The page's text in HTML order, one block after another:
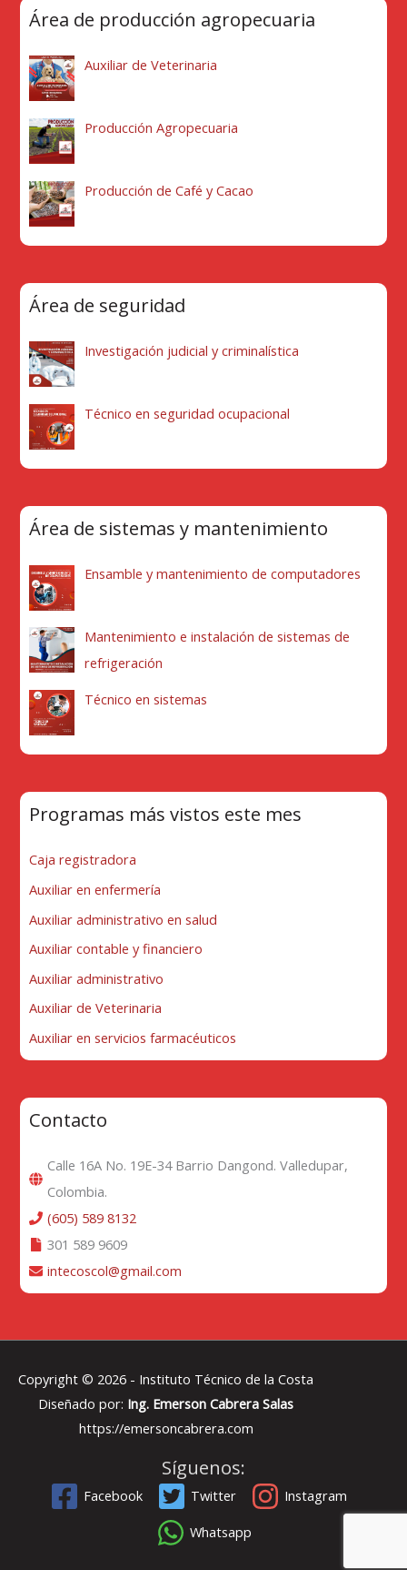
Área de producción agropecuaria
Auxiliar de Veterinaria
Producción Agropecuaria
Producción de Café y Cacao
Área de seguridad
Investigación judicial y criminalística
Técnico en seguridad ocupacional
Área de sistemas y mantenimiento
Ensamble y mantenimiento de computadores
Mantenimiento e instalación de sistemas de
refrigeración
Técnico en sistemas
Programas más vistos este mes
Caja registradora
Auxiliar en enfermería
Auxiliar administrativo en salud
Auxiliar contable y financiero
Auxiliar administrativo
Auxiliar de Veterinaria
Auxiliar en servicios farmacéuticos
Contacto
Calle 16A No. 19E-34 Barrio Dangond. Valledupar,
Colombia.
(605) 589 8132
301 589 9609
intecoscol@gmail.com
Copyright © 2026 - Instituto Técnico de la Costa
Diseñado por: Ing. Emerson Cabrera Salas
https://emersoncabrera.com
Síguenos:
Facebook Twitter
Instagram
Whatsapp